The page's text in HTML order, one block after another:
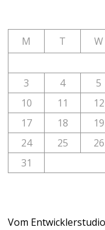
M T W
3
4 5
10
11 12
17
18 19
24
25 26
31
Vom